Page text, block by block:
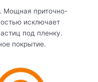
Мощная приточно-
исключает
под пленку.
покрытие.